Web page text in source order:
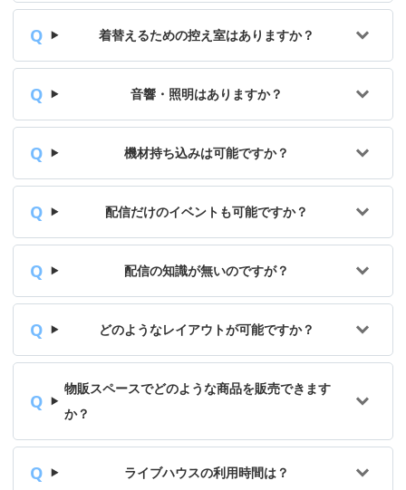
着替えるための控え室はありますか？
音響・照明はありますか？
機材持ち込みは可能ですか？
配信だけのイベントも可能ですか？
配信の知識が無いのですが？
どのようなレイアウトが可能ですか？
物販スペースでどのような商品を販売できます
か？
ライブハウスの利用時間は？